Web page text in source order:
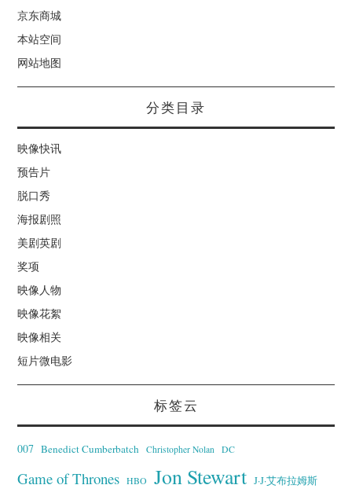
京东商城
本站空间
网站地图
分类目录
映像快讯
预告片
脱口秀
海报剧照
美剧英剧
奖项
映像人物
映像花絮
映像相关
短片微电影
标签云
007 Benedict Cumberbatch Christopher Nolan DC
Game of Thrones HBO Jon Stewart J·J·艾布拉姆斯